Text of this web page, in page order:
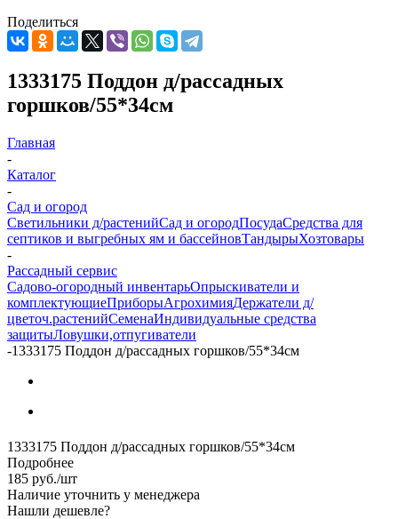
Поделиться
1333175 Поддон д/рассадных
горшков/55*34см
Главная
-
Каталог
-
Сад и огород
Светильники д/растенийСад и огородПосудаСредства для
септиков и выгребных ям и бассейновТандырыХозтовары
-
Рассадный сервис
Садово-огородный инвентарьОпрыскиватели и
комплектующиеПриборыАгрохимияДержатели д/
цветоч.растенийСеменаИндивидуальные средства
защитыЛовушки,отпугиватели
-1333175 Поддон д/рассадных горшков/55*34см
1333175 Поддон д/рассадных горшков/55*34см
Подробнее
185 руб./шт
Наличие уточнить у менеджера
Нашли дешевле?